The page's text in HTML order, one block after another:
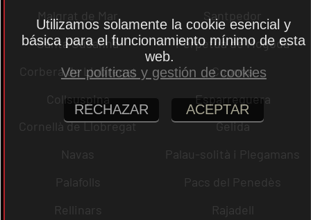
Malgrat de Mar
Santpedor
Santa Susanna
Perpètua de Mogoda
Corbera de Llobregat
Copons
Collsuspina
Esparreguera
Cornellà de Llobregat
Gelida
Navas
Palau-solità i Plegamans
Palafolls
Pacs del Penedès
Rellinars
Rajadell
Utilizamos solamente la cookie esencial y
básica para el funcionamiento mínimo de esta
web.
Ver políticas y gestión de cookies
RECHAZAR ACEPTAR